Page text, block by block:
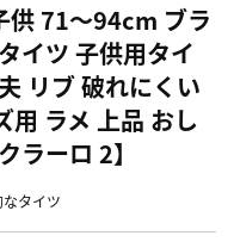
71～94cm ブラ
イツ 子供用タイ
リブ 破れにくい
用 ラメ 上品 おし
ラーロ 2】
タイツ